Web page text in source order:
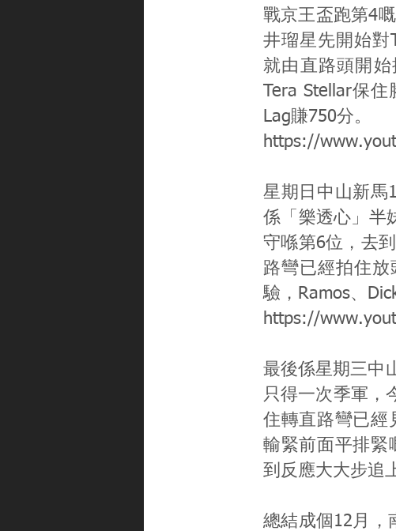
戰京王盃跑第4
井瑠星先開始對
就由直路頭開始
Tera Stellar保
Lag賺750分。
https://
星期日中山新馬
係「樂透心」半
守喺第6位，去
路彎已經拍住
驗，Ramos、
https://
最後係星期三中
只得一次季軍，
住轉直路彎已經
輸緊前面平排緊
到反應大大步追
總結成個12月，